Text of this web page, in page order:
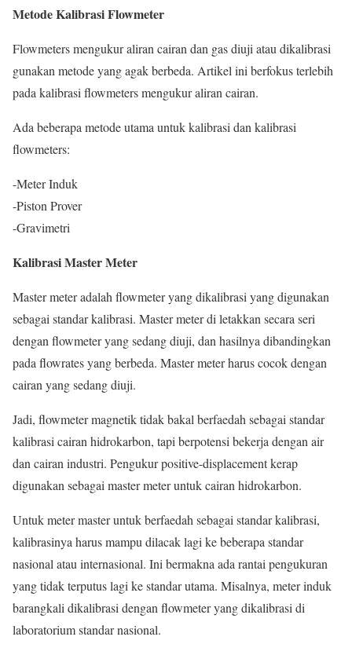
Metode Kalibrasi Flowmeter
Flowmeters mengukur aliran cairan dan gas diuji atau dikalibrasi
gunakan metode yang agak berbeda. Artikel ini berfokus terlebih
pada kalibrasi flowmeters mengukur aliran cairan.
Ada beberapa metode utama untuk kalibrasi dan kalibrasi
flowmeters:
-Meter Induk
-Piston Prover
-Gravimetri
Kalibrasi Master Meter
Master meter adalah flowmeter yang dikalibrasi yang digunakan
sebagai standar kalibrasi. Master meter di letakkan secara seri
dengan flowmeter yang sedang diuji, dan hasilnya dibandingkan
pada flowrates yang berbeda. Master meter harus cocok dengan
cairan yang sedang diuji.
Jadi, flowmeter magnetik tidak bakal berfaedah sebagai standar
kalibrasi cairan hidrokarbon, tapi berpotensi bekerja dengan air
dan cairan industri. Pengukur positive-displacement kerap
digunakan sebagai master meter untuk cairan hidrokarbon.
Untuk meter master untuk berfaedah sebagai standar kalibrasi,
kalibrasinya harus mampu dilacak lagi ke beberapa standar
nasional atau internasional. Ini bermakna ada rantai pengukuran
yang tidak terputus lagi ke standar utama. Misalnya, meter induk
barangkali dikalibrasi dengan flowmeter yang dikalibrasi di
laboratorium standar nasional.